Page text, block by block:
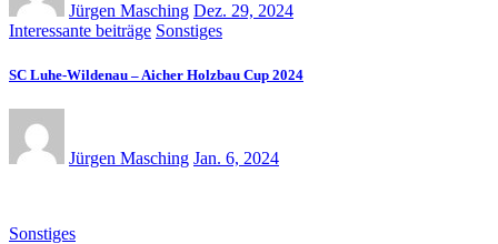
Jürgen Masching Dez. 29, 2024
Interessante beiträge Sonstiges
SC Luhe-Wildenau – Aicher Holzbau Cup 2024
Jürgen Masching Jan. 6, 2024
Sonstiges